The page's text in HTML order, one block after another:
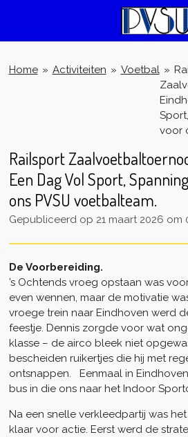
naar
hoofdinhoud
Home » Activiteiten » Voetbal »
voor
Railsport
Een Dag Vol Sport,
ons PVSU voetbalteam.
Gepubliceerd op 21 maart 2026 om
De Voorbereiding.
’s Ochtends vroeg opstaan was
even wennen, maar de motivatie
vroege trein naar Eindhoven werd
feestje. Dennis zorgde voor wat
klasse – de airco bleek niet
bescheiden ruikertjes die hij met
ontsnappen. Eenmaal in
bus in die ons naar het Indoor
Na een snelle verkleedpartij was
klaar voor actie. Eerst werd de